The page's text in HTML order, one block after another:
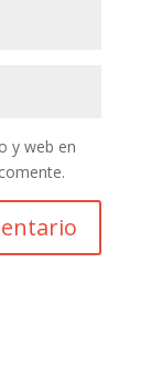
y web en